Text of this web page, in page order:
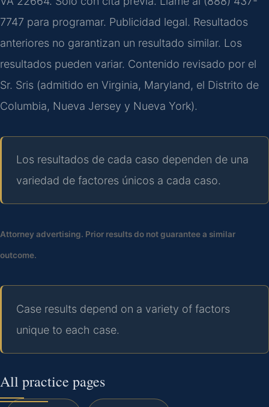
7747 para programar. Publicidad legal. Resultados
anteriores no garantizan un resultado similar. Los
resultados pueden variar. Contenido revisado por el
Sr. Sris (admitido en Virginia, Maryland, el Distrito de
Columbia, Nueva Jersey y Nueva York).
Los resultados de cada caso dependen de una
variedad de factores únicos a cada caso.
Attorney advertising. Prior results do not guarantee a similar
outcome.
Case results depend on a variety of factors
unique to each case.
All practice pages